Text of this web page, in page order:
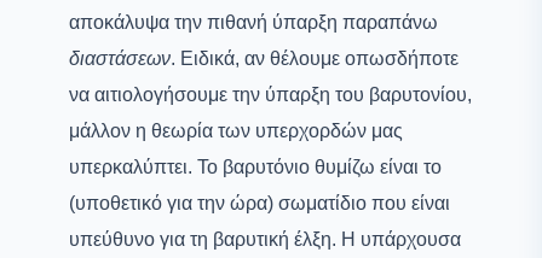
αποκάλυψα την πιθανή ύπαρξη παραπάνω
διαστάσεων. Ειδικά, αν θέλουμε οπωσδήποτε
να αιτιολογήσουμε την ύπαρξη του βαρυτονίου,
μάλλον η θεωρία των υπερχορδών μας
υπερκαλύπτει. Το βαρυτόνιο θυμίζω είναι το
(υποθετικό για την ώρα) σωματίδιο που είναι
υπεύθυνο για τη βαρυτική έλξη. Η υπάρχουσα